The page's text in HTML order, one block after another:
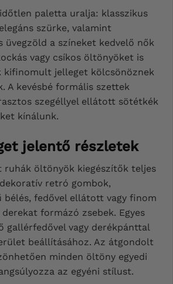
paletta uralja: klasszikus
szürke, valamint
üvegzöld a színeket kedvelő nők
vagy csíkos öltönyöket is
kifinomult jelleget kölcsönöznek
A kevésbé formális szettek
szegéllyel ellátott sötétkék
kínálunk.
jelentő részletek
ruhák öltönyök kiegészítők teljes
retró gombok,
bélés, fedővel ellátott vagy finom
formázó zsebek. Egyes
gallérfedővel vagy derékpánttal
beállításához. Az átgondolt
minden öltöny egyedi
az egyéni stílust.